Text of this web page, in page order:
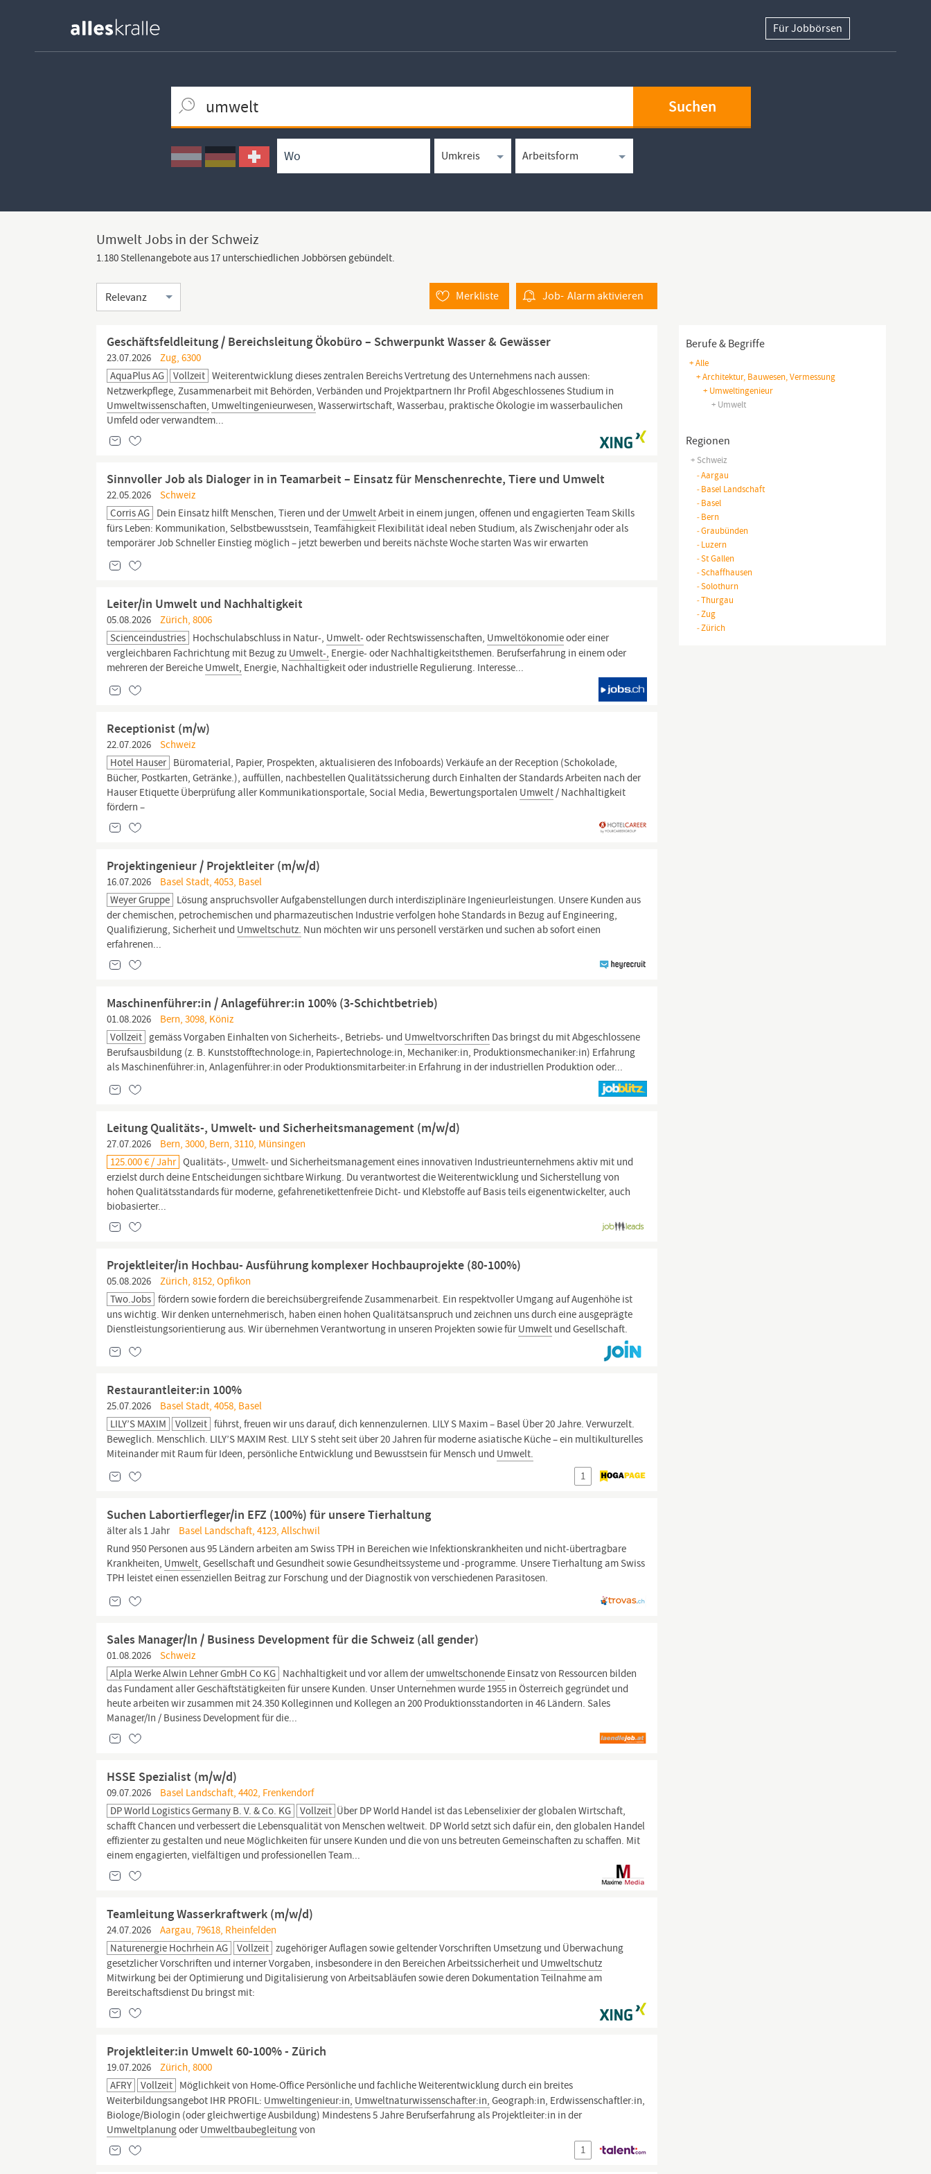
Für Jobbörsen
Ortssuche
Umkreissuche
Arbeitsform
Berufe & Begriffe
+ Alle
+ Architektur, Bauwesen, Vermessung
+ Umweltingenieur
+ Umwelt
Regionen
+ Schweiz
-Aargau
-Basel Landschaft
-Basel
-Bern
-Graubünden
-Luzern
-St Gallen
-Schaffhausen
-Solothurn
-Thurgau
-Zug
-Zürich
Umwelt Jobs in der Schweiz
1.180 Stellenangebote aus 17 unterschiedlichen Jobbörsen gebündelt.
Sortierung Job- Alarmaktivieren
Merkliste
Geschäftsfeldleitung / Bereichsleitung Ökobüro – Schwerpunkt Wasser & Gewässer
23.07.2026
Zug, 6300
AquaPlus AG
Vollzeit Weiterentwicklung dieses zentralen Bereichs Vertretung des Unternehmens nach aussen:
Netzwerkpflege, Zusammenarbeit mit Behörden, Verbänden und Projektpartnern Ihr Profil Abgeschlossenes Studium in
Umweltwissenschaften, Umweltingenieurwesen, Wasserwirtschaft, Wasserbau, praktische Ökologie im wasserbaulichen
Umfeld oder verwandtem...
Sinnvoller Job als Dialoger in in Teamarbeit – Einsatz für Menschenrechte, Tiere und Umwelt
22.05.2026
Schweiz
Corris AG Dein Einsatz hilft Menschen, Tieren und derUmweltArbeit in einem jungen, offenen und engagierten Team Skills
fürs Leben: Kommunikation, Selbstbewusstsein, Teamfähigkeit Flexibilität ideal neben Studium, als Zwischenjahr oder als
temporärer Job Schneller Einstieg möglich – jetzt bewerben und bereits nächste Woche starten Was wir erwarten
Leiter/in Umwelt und Nachhaltigkeit
05.08.2026
Zürich, 8006
Scienceindustries Hochschulabschluss in Natur-, Umwelt- oder Rechtswissenschaften, Umweltökonomieoder einer
vergleichbaren Fachrichtung mit Bezug zu Umwelt-, Energie- oder Nachhaltigkeitsthemen. Berufserfahrung in einem oder
mehreren der Bereiche Umwelt, Energie, Nachhaltigkeit oder industrielle Regulierung. Interesse...
Receptionist (m/w)
22.07.2026
Schweiz
Hotel Hauser Büromaterial, Papier, Prospekten, aktualisieren des Infoboards) Verkäufe an der Reception (Schokolade,
Bücher, Postkarten, Getränke.), auffüllen, nachbestellen Qualitätssicherung durch Einhalten der Standards Arbeiten nach der
Hauser Etiquette Überprüfung aller Kommunikationsportale, Social Media, Bewertungsportalen Umwelt/ Nachhaltigkeit
fördern –
Projektingenieur / Projektleiter (m/w/d)
16.07.2026
Basel Stadt, 4053, Basel
Weyer Gruppe Lösung anspruchsvoller Aufgabenstellungen durch interdisziplinäre Ingenieurleistungen. Unsere Kunden aus
der chemischen, petrochemischen und pharmazeutischen Industrie verfolgen hohe Standards in Bezug auf Engineering,
Qualifizierung, Sicherheit und Umweltschutz. Nun möchten wir uns personell verstärken und suchen ab sofort einen
erfahrenen...
Maschinenführer:in / Anlageführer:in 100% (3-Schichtbetrieb)
01.08.2026
Bern, 3098, Köniz
Vollzeit gemäss Vorgaben Einhalten von Sicherheits-, Betriebs- und Umweltvorschriften Das bringst du mit Abgeschlossene
Berufsausbildung (z. B. Kunststofftechnologe:in, Papiertechnologe:in, Mechaniker:in, Produktionsmechaniker:in) Erfahrung
als Maschinenführer:in, Anlagenführer:in oder Produktionsmitarbeiter:in Erfahrung in der industriellen Produktion oder...
Leitung Qualitäts-, Umwelt- und Sicherheitsmanagement (m/w/d)
27.07.2026
Bern, 3000, Bern, 3110, Münsingen
125.000 € / Jahr Qualitäts-, Umwelt- und Sicherheitsmanagement eines innovativen Industrieunternehmens aktiv mit und
erzielst durch deine Entscheidungen sichtbare Wirkung. Du verantwortest die Weiterentwicklung und Sicherstellung von
hohen Qualitätsstandards für moderne, gefahrenetikettenfreie Dicht- und Klebstoffe auf Basis teils eigenentwickelter, auch
biobasierter...
Projektleiter/in Hochbau- Ausführung komplexer Hochbauprojekte (80-100%)
05.08.2026
Zürich, 8152, Opfikon
Two.jobs fördern sowie fordern die bereichsübergreifende Zusammenarbeit. Ein respektvoller Umgang auf Augenhöhe ist
uns wichtig. Wir denken unternehmerisch, haben einen hohen Qualitätsanspruch und zeichnen uns durch eine ausgeprägte
Dienstleistungsorientierung aus. Wir übernehmen Verantwortung in unseren Projekten sowie fürUmwelt und Gesellschaft.
Restaurantleiter:in 100%
25.07.2026
Basel Stadt, 4058, Basel
LILY’S MAXIM
Vollzeit führst, freuen wir uns darauf, dich kennenzulernen. LILY S Maxim – Basel Über 20 Jahre. Verwurzelt.
Beweglich. Menschlich. LILY’S MAXIM Rest. LILY S steht seit über 20 Jahren für moderne asiatische Küche – ein multikulturelles
Miteinander mit Raum für Ideen, persönliche Entwicklung und Bewusstsein für Mensch und Umwelt.
1
Suchen Labortierfleger/in EFZ (100%) für unsere Tierhaltung
älter als 1 Jahr
Basel Landschaft, 4123, Allschwil
Rund 950 Personen aus 95 Ländern arbeiten am Swiss TPH in Bereichen wie Infektionskrankheiten und nicht-übertragbare
Krankheiten, Umwelt, Gesellschaft und Gesundheit sowie Gesundheitssysteme und -programme. Unsere Tierhaltung am Swiss
TPH leistet einen essenziellen Beitrag zur Forschung und der Diagnostik von verschiedenen Parasitosen.
Sales Manager/In / Business Development für die Schweiz (all gender)
01.08.2026
Schweiz
Alpla Werke Alwin Lehner GmbH Co KG Nachhaltigkeit und vor allem derumweltschonende Einsatz von Ressourcen bilden
das Fundament aller Geschäftstätigkeiten für unsere Kunden. Unser Unternehmen wurde 1955 in Österreich gegründet und
heute arbeiten wir zusammen mit 24.350 Kolleginnen und Kollegen an 200 Produktionsstandorten in 46 Ländern. Sales
Manager/In / Business Development für die...
HSSE Spezialist (m/w/d)
09.07.2026
Basel Landschaft, 4402, Frenkendorf
DP World Logistics Germany B. V. & Co. KG
Vollzeit Über DP World Handel ist das Lebenselixier der globalen Wirtschaft,
schafft Chancen und verbessert die Lebensqualität von Menschen weltweit. DP World setzt sich dafür ein, den globalen Handel
effizienter zu gestalten und neue Möglichkeiten für unsere Kunden und die von uns betreuten Gemeinschaften zu schaffen. Mit
einem engagierten, vielfältigen und professionellen Team...
Teamleitung Wasserkraftwerk (m/w/d)
24.07.2026
Aargau, 79618, Rheinfelden
Naturenergie Hochrhein AG
Vollzeit zugehöriger Auflagen sowie geltender Vorschriften Umsetzung und Überwachung
gesetzlicher Vorschriften und interner Vorgaben, insbesondere in den Bereichen Arbeitssicherheit und Umweltschutz
Mitwirkung bei der Optimierung und Digitalisierung von Arbeitsabläufen sowie deren Dokumentation Teilnahme am
Bereitschaftsdienst Du bringst mit:
Projektleiter:in Umwelt 60-100% - Zürich
19.07.2026
Zürich, 8000
AFRY
Vollzeit Möglichkeit von Home-Office Persönliche und fachliche Weiterentwicklung durch ein breites
Weiterbildungsangebot IHR PROFIL: Umweltingenieur:in, Umweltnaturwissenschafter:in, Geograph:in, Erdwissenschaftler:in,
Biologe/Biologin (oder gleichwertige Ausbildung) Mindestens 5 Jahre Berufserfahrung als Projektleiter:in in der
UmweltplanungoderUmweltbaubegleitungvon
1